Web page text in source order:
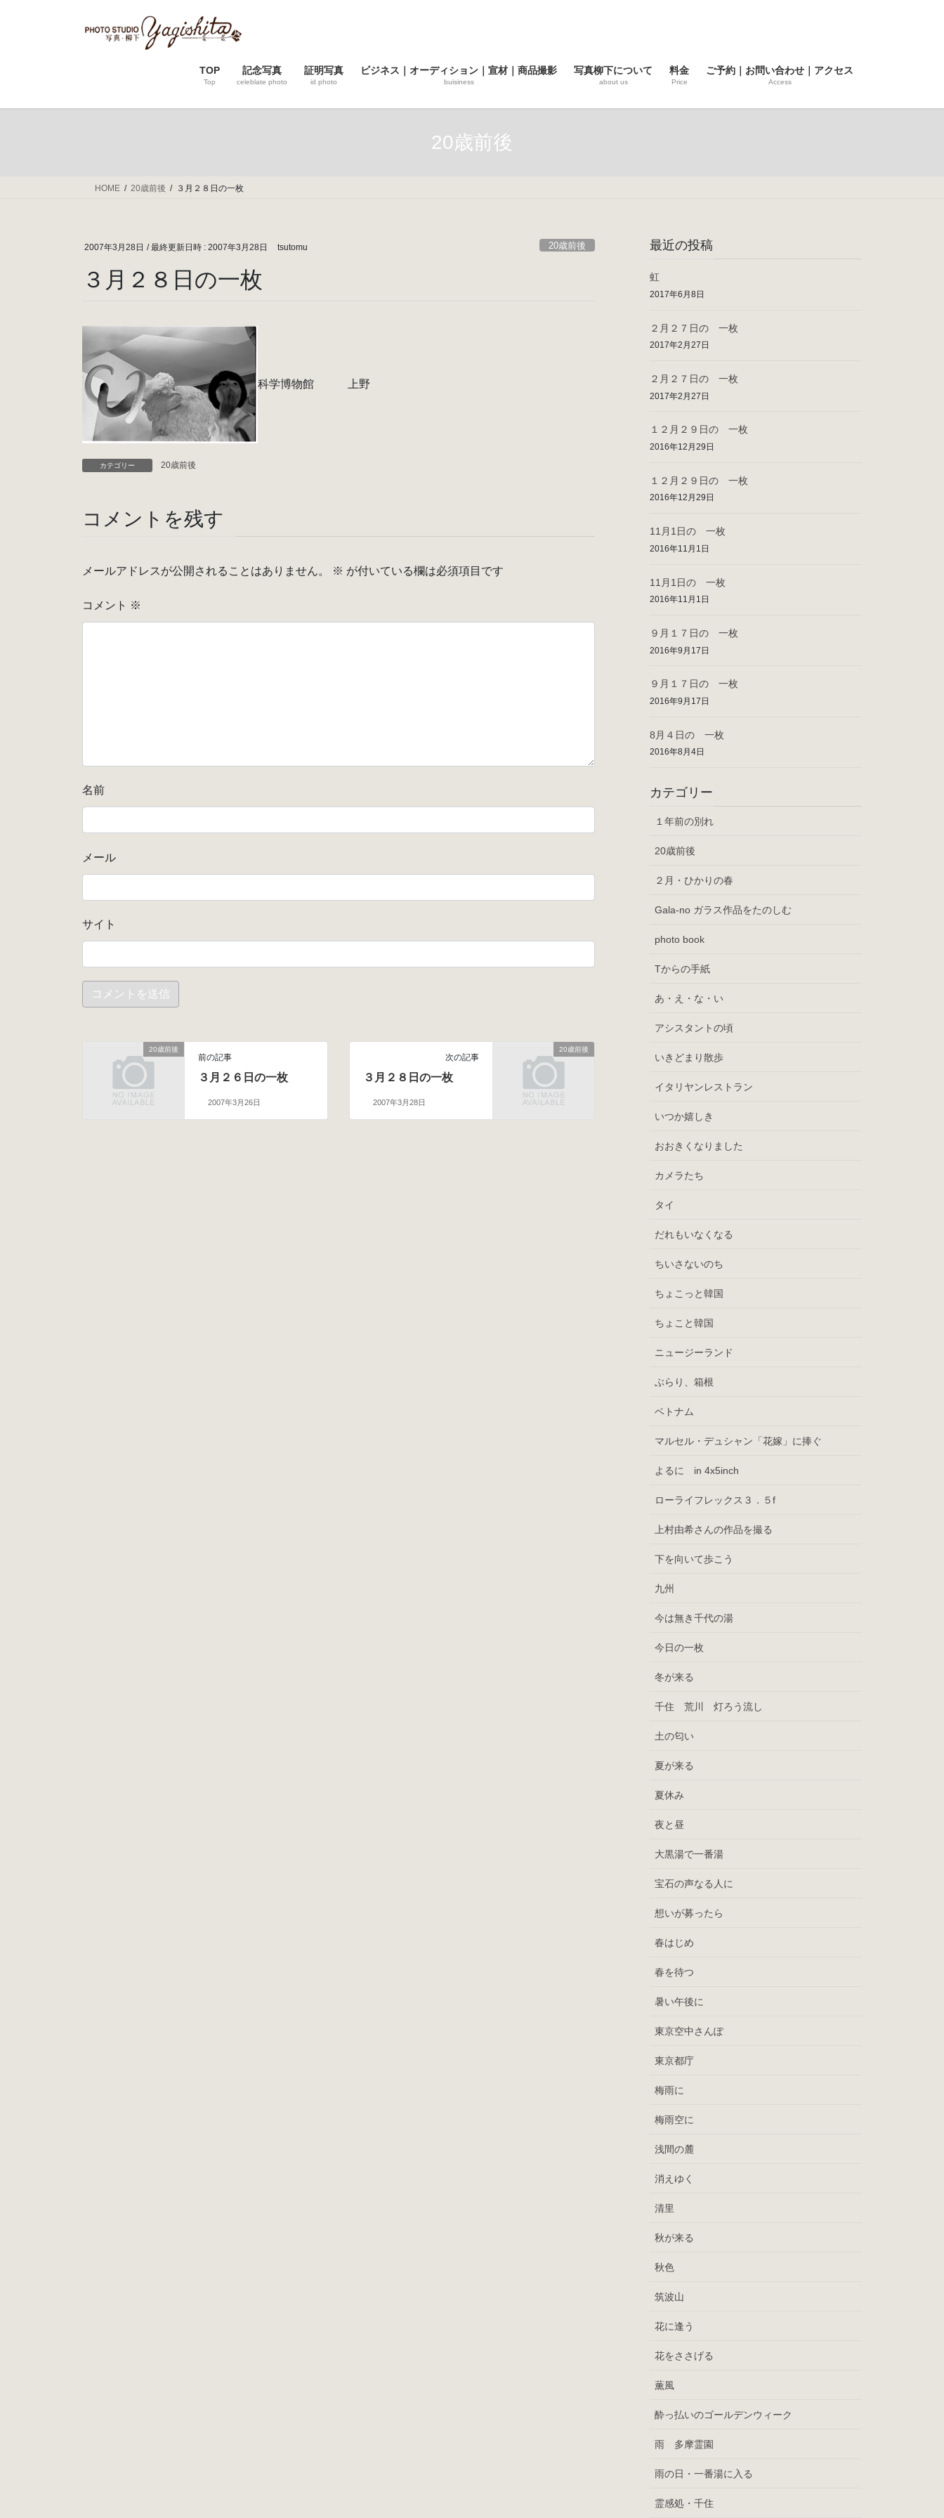
ス
ン
TOP
Top
記念写真
celeblate photo
証明写真
id photo
ビジネス｜オーディション｜宣材｜商品撮影
buisiness
写真柳下について
about us
料金
Price
ご予約｜お問い合わせ｜アクセス
Access
20歳前後
HOME 20歳前後 ３月２８日の一枚
2007年3月28日 / 最終更新日時 : 2007年3月28日 tsutomu 20歳前後
３月２８日の一枚
科学博物館 上野
カテゴリー 20歳前後
コメントを残す
メールアドレスが公開されることはありません。 ※ が付いている欄は必須項目です
コメント ※
名前
メール
サイト
20歳前後
前の記事
３月２６日の一枚
2007年3月26日
20歳前後
次の記事
３月２８日の一枚
2007年3月28日
最近の投稿
虹
2017年6月8日
２月２７日の 一枚
2017年2月27日
２月２７日の 一枚
2017年2月27日
１２月２９日の 一枚
2016年12月29日
１２月２９日の 一枚
2016年12月29日
11月1日の 一枚
2016年11月1日
11月1日の 一枚
2016年11月1日
９月１７日の 一枚
2016年9月17日
９月１７日の 一枚
2016年9月17日
8月４日の 一枚
2016年8月4日
カテゴリー
１年前の別れ
20歳前後
２月・ひかりの春
Gala-no ガラス作品をたのしむ
photo book
Tからの手紙
あ・え・な・い
アシスタントの頃
いきどまり散歩
イタリヤンレストラン
いつか嬉しき
おおきくなりました
カメラたち
タイ
だれもいなくなる
ちいさないのち
ちょこっと韓国
ちょこと韓国
ニュージーランド
ぶらり、箱根
ベトナム
マルセル・デュシャン「花嫁」に捧ぐ
よるに in 4x5inch
ローライフレックス３．５f
上村由希さんの作品を撮る
下を向いて歩こう
九州
今は無き千代の湯
今日の一枚
冬が来る
千住 荒川 灯ろう流し
土の匂い
夏が来る
夏休み
夜と昼
大黒湯で一番湯
宝石の声なる人に
想いが募ったら
春はじめ
春を待つ
暑い午後に
東京空中さんぽ
東京都庁
梅雨に
梅雨空に
浅間の麓
消えゆく
清里
秋が来る
秋色
筑波山
花に逢う
花をささげる
薫風
酔っ払いのゴールデンウィーク
雨 多摩霊園
雨の日・一番湯に入る
霊感処・千住